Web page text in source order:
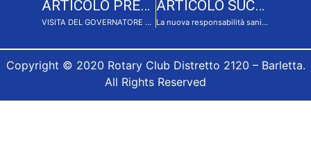
ARTICOLO PRECEDENTE
VISITA DEL GOVERNATORE DONNOLI
ARTICOLO SUCCESSIVO
La nuova responsabilità sanitaria dopo la legge Gelli-Bianco
Copyright © 2020 Rotary Club Distretto 2120 – Barletta.
All Rights Reserved